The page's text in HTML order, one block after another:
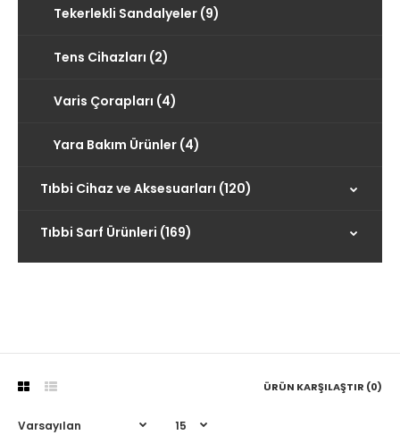
Tekerlekli Sandalyeler (9)
Tens Cihazları (2)
Varis Çorapları (4)
Yara Bakım Ürünler (4)
Tıbbi Cihaz ve Aksesuarları (120)
Tıbbi Sarf Ürünleri (169)
ÜRÜN KARŞILAŞTIR (0)